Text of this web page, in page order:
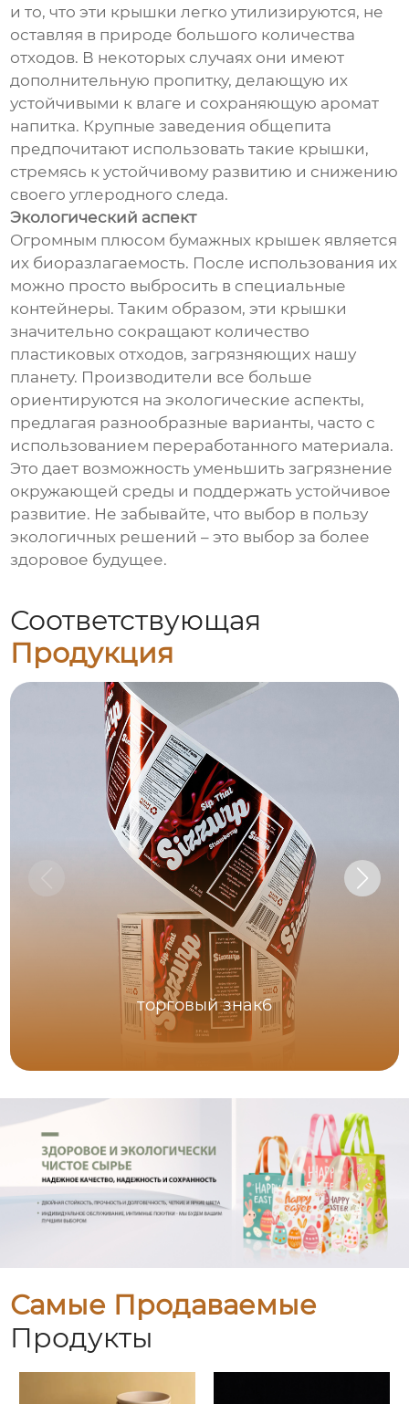
и то, что эти крышки легко утилизируются, не
оставляя в природе большого количества
отходов. В некоторых случаях они имеют
дополнительную пропитку, делающую их
устойчивыми к влаге и сохраняющую аромат
напитка. Крупные заведения общепита
предпочитают использовать такие крышки,
стремясь к устойчивому развитию и снижению
своего углеродного следа.
Экологический аспект
Огромным плюсом бумажных крышек является
их биоразлагаемость. После использования их
можно просто выбросить в специальные
контейнеры. Таким образом, эти крышки
значительно сокращают количество
пластиковых отходов, загрязняющих нашу
планету. Производители все больше
ориентируются на экологические аспекты,
предлагая разнообразные варианты, часто с
использованием переработанного материала.
Это дает возможность уменьшить загрязнение
окружающей среды и поддержать устойчивое
развитие. Не забывайте, что выбор в пользу
экологичных решений – это выбор за более
здоровое будущее.
Соответствующая
Продукция
торговый знак6
Самые Продаваемые
Продукты